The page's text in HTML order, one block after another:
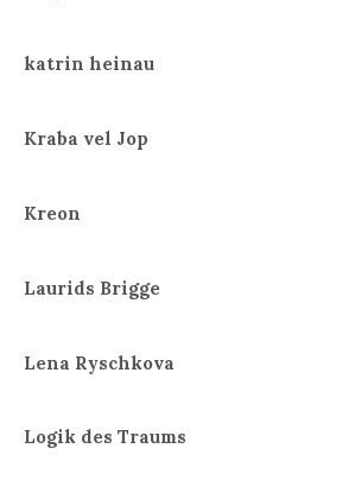
katrin heinau
Kraba vel Jop
Kreon
Laurids Brigge
Lena Ryschkova
Logik des Traums